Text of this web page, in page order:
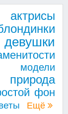
актрисы
девушки
модели
природа
фон
Ещё